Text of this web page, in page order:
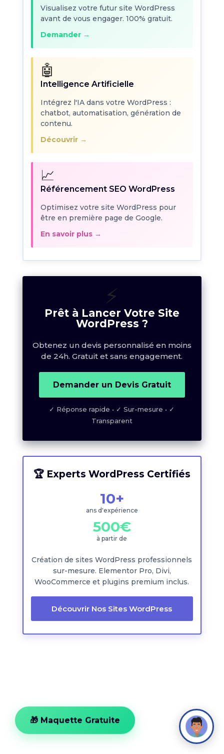
Visualisez votre futur site WordPress
avant de vous engager. 100% gratuit.
Demander →
🤖
Intelligence Artificielle
Intégrez l'IA dans votre WordPress :
chatbot, automatisation, génération de
contenu.
Découvrir →
📈
Référencement SEO WordPress
Optimisez votre site WordPress pour
être en première page de Google.
En savoir plus →
⚡
Prêt à Lancer Votre Site
WordPress ?
Obtenez un devis personnalisé en moins
de 24h. Gratuit et sans engagement.
Demander un Devis Gratuit
✓ Réponse rapide • ✓ Sur-mesure • ✓
Transparent
🏆 Experts WordPress Certifiés
10+
ans d'expérience
500€
à partir de
Création de sites WordPress professionnels
sur-mesure. Elementor Pro, Divi,
WooCommerce et plugins premium inclus.
Découvrir Nos Sites WordPress
🎁 Maquette Gratuite